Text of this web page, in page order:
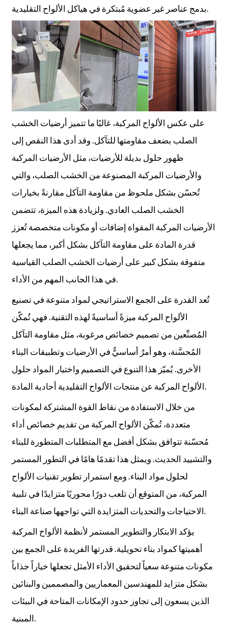
بدمج عناصر غير عضوية مُبتكرة في هياكل الألواح التقليدية.
على عكس الألواح المركبة، غالبًا ما تتميز أرضيات الخشب
الصلب بضعف مقاومتها للتآكل. وقد أدى هذا النقص إلى
ظهور حلول بديلة للأرضيات، مثل الأرضيات المركبة
والأرضيات المركبة المصنوعة من الخشب الصلب، والتي
تُحسّن بشكل ملحوظ من مقاومة التآكل مقارنةً بخيارات
الخشب الصلب العادي. ولزيادة هذه الميزة، تتضمن
الأرضيات المركبة المقواة إضافات أو مكونات متخصصة تُعزز
قدرة المادة على مقاومة التآكل بشكل أكبر، مما يجعلها
متفوقة بشكل كبير على أرضيات الخشب الصلب القياسية
في هذا الجانب المهم من الأداء.
تُعد القدرة على الجمع الاستراتيجي لمواد متنوعة في تصنيع
الألواح المركبة ميزةً أساسيةً لهذه التقنية. فهي تُمكّن
المُصنِّعين من تصميم خصائص مرغوبة، مثل مقاومة التآكل
المُحسَّنة، وهو أمرٌ أساسيٌّ في الأرضيات وتطبيقات البناء
الأخرى. يُميّز هذا التنوع في التصميم واختيار المواد حلول
الألواح المركبة عن منتجات الألواح التقليدية أحادية المادة.
من خلال الاستفادة من نقاط القوة المشتركة لمكونات
متعددة، تُمكّن الألواح المركبة من تقديم خصائص أداء
مُحسّنة تتوافق بشكل أفضل مع المتطلبات المتطورة للبناء
والتشييد الحديث. ويمثل هذا تقدمًا هامًا في التطور المستمر
لحلول مواد البناء. ومع استمرار تطوير تقنيات الألواح
المركبة، من المتوقع أن تلعب دورًا محوريًا متزايدًا في تلبية
الاحتياجات والتحديات المتزايدة التي تواجهها صناعة البناء.
يؤكد الابتكار والتطوير المستمر لأنظمة الألواح المركبة
أهميتها كمواد بناء تحويلية. قدرتها الفريدة على الجمع بين
مكونات متنوعة سعياً لتحقيق الأداء الأمثل تجعلها خياراً جذاباً
بشكل متزايد للمهندسين المعماريين والمصممين والبنائين
الذين يسعون إلى تجاوز حدود الإمكانات المتاحة في البيئات
المبنية.